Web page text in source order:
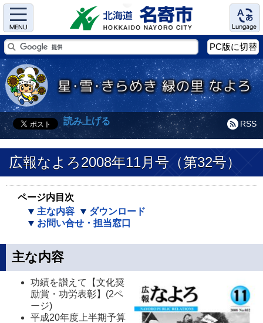
Menu Language
PC版に切替
RSS
読み上げる
広報なよろ2008年11月号（第32号）
ページ内目次
主な内容
ダウンロード
お問い合せ・担当窓口
主な内容
功績を讃えて【文化奨
励賞・功労表彰】(2ペ
ージ)
平成20年度上半期予算